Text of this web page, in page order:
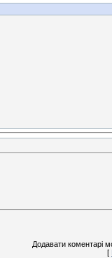
Додавати коментарі
[